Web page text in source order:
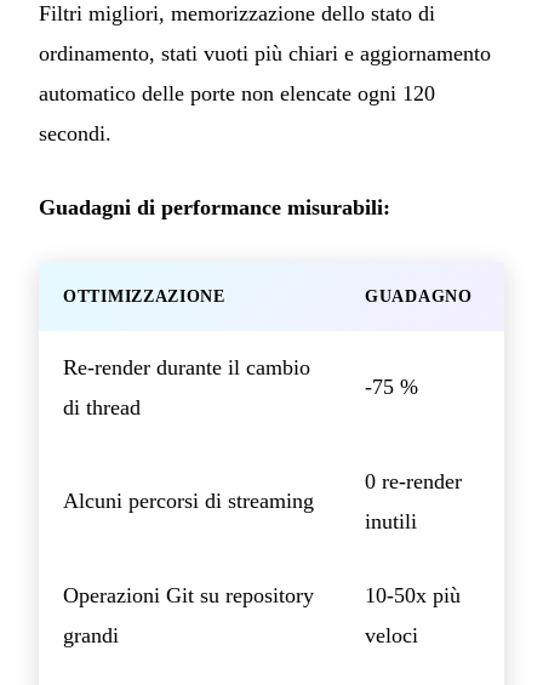
Filtri migliori, memorizzazione dello stato di
ordinamento, stati vuoti più chiari e aggiornamento
automatico delle porte non elencate ogni 120
secondi.
Guadagni di performance misurabili:
OTTIMIZZAZIONE GUADAGNO
Re-render durante il cambio
di thread
-75 %
Alcuni percorsi di streaming
0 re-render
inutili
Operazioni Git su repository
grandi
10-50x più
veloci